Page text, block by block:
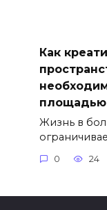
Как
площадью
Жизнь в
0 24